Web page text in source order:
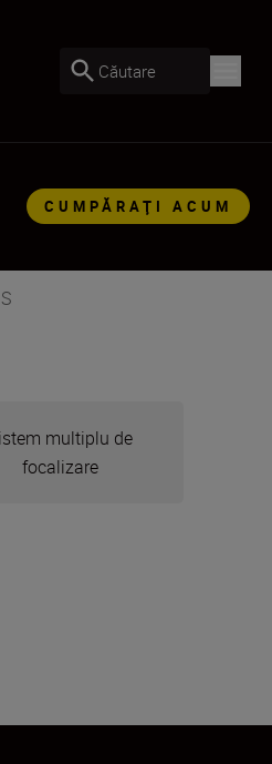
Căutare
CUMPĂRAŢI ACUM
multiplu de
focalizare